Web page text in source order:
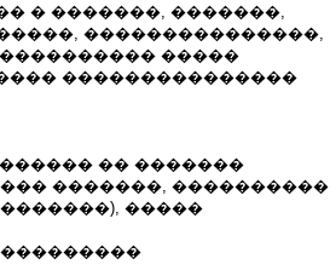
� �������, �������,
���������������,
�����
���������������
�� �������
�������, ����������
�����